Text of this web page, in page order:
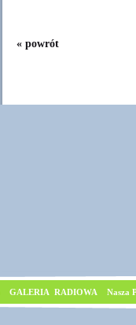
« powrót
GALERIA RADIOWA Nasza